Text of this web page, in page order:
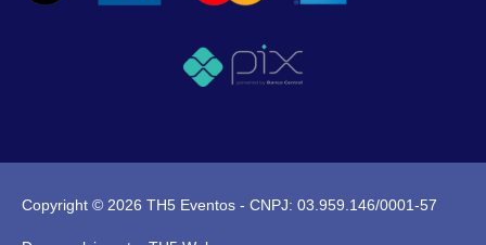
Copyright © 2026 TH5 Eventos - CNPJ: 03.959.146/0001-57